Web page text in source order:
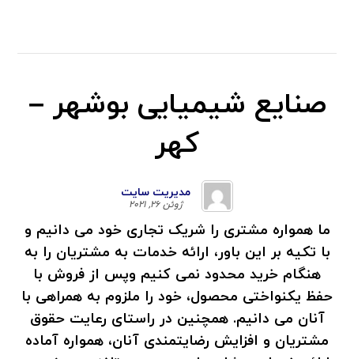
صنایع شیمیایی بوشهر –
کهر
مدیریت سایت
ژوئن ۲۶, ۲۰۲۱
ما همواره مشتری را شریک تجاری خود می دانیم و
با تکیه بر این باور، ارائه خدمات به مشتریان را به
هنگام خرید محدود نمی کنیم وپس از فروش با
حفظ یکنواختی محصول، خود را ملزوم به همراهی با
آنان می دانیم. همچنین در راستای رعایت حقوق
مشتریان و افزایش رضایتمندی آنان، همواره آماده